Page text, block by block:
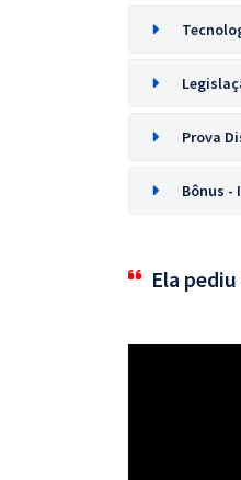
Prova
Bônus -
Ela